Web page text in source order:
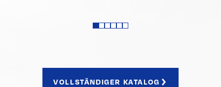
VOLLSTÄNDIGER KATALOG